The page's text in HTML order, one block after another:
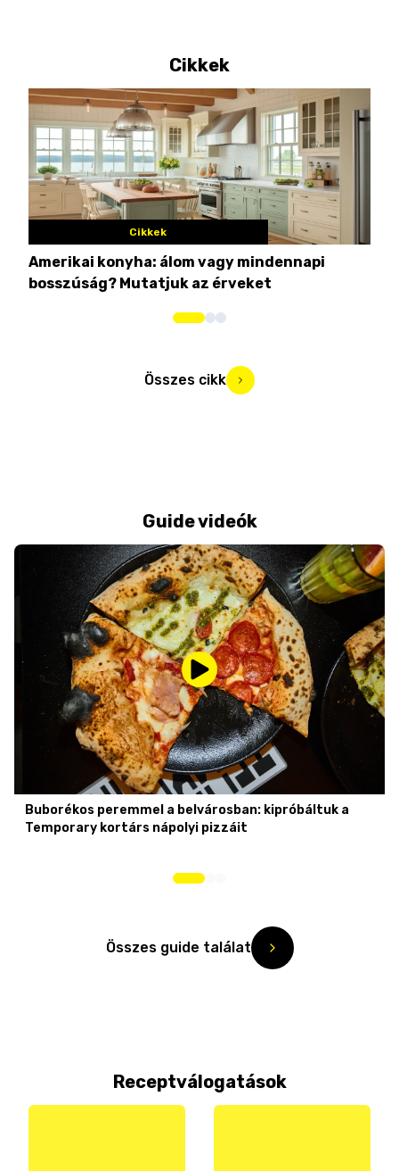
Cikkek
Cikkek
Amerikai konyha: álom vagy mindennapi
bosszúság? Mutatjuk az érveket
Összes cikk
Guide videók
Buborékos peremmel a belvárosban: kipróbáltuk a
Temporary kortárs nápolyi pizzáit
Összes guide találat
Receptválogatások